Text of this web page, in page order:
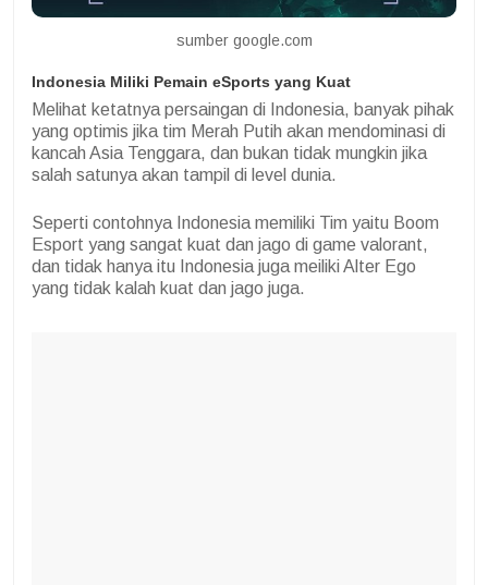
sumber google.com
Indonesia Miliki Pemain eSports yang Kuat
Melihat ketatnya persaingan di Indonesia, banyak pihak
yang optimis jika tim Merah Putih akan mendominasi di
kancah Asia Tenggara, dan bukan tidak mungkin jika
salah satunya akan tampil di level dunia.
Seperti contohnya Indonesia memiliki Tim yaitu Boom
Esport yang sangat kuat dan jago di game valorant,
dan tidak hanya itu Indonesia juga meiliki Alter Ego
yang tidak kalah kuat dan jago juga.